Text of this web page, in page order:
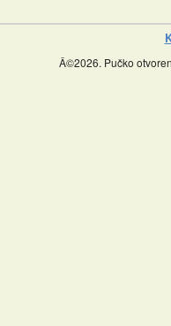
Â©2026. Pučko